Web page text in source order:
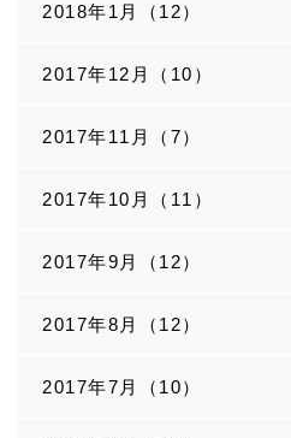
2018年1月（12）
2017年12月（10）
2017年11月（7）
2017年10月（11）
2017年9月（12）
2017年8月（12）
2017年7月（10）